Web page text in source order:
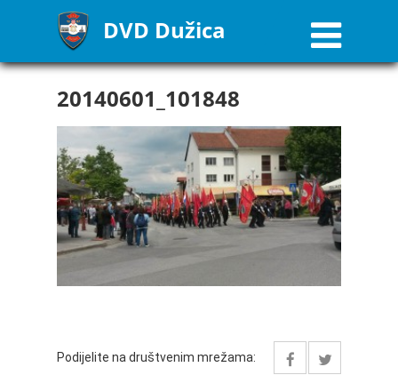
DVD Dužica
20140601_101848
Podijelite na društvenim mrežama: